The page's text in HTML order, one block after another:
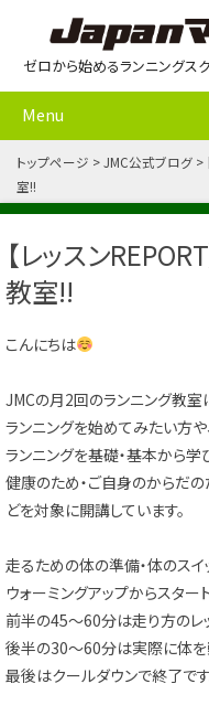
ゼロから始めるランニングス
Menu
トップページ JMC公式ブログ
室!!
【レッスン
教室!!
こんにちは
JMCの月2回のランニング教室
ランニングを始めてみたい方や
ランニングを基礎・基本から学
健康のため・ご自身のからだ
どを対象に開講しています。
走るための体の準備・体のス
ウォーミングアップからスタート
前半の45～60分は走り方のレ
後半の30～60分は実際に体を
最後はクールダウンで終了です